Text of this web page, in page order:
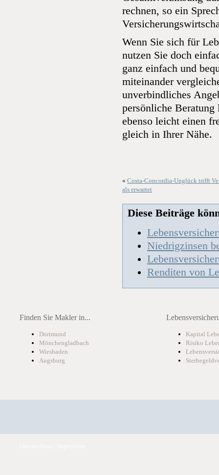
rechnen, so ein
Wenn Sie sich für
nutzen Sie doch
ganz einfach und
miteinander
unverbindliches
persönliche Beratung
ebenso leicht einen
gleich in Ihrer Nähe.
« Costa-Concordia-Unglück trifft
als erwartet
Diese Beiträge
Niedrigzinsen
Renditen von
Finden Sie Makler in...
Dortmund
Mönchengladbach
Wiesbaden
Augsburg
Kapital
Risiko